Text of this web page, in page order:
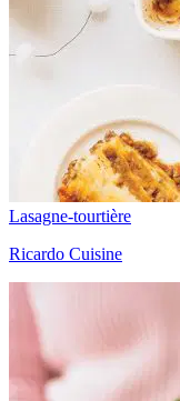
Lasagne-tourtière
Ricardo Cuisine